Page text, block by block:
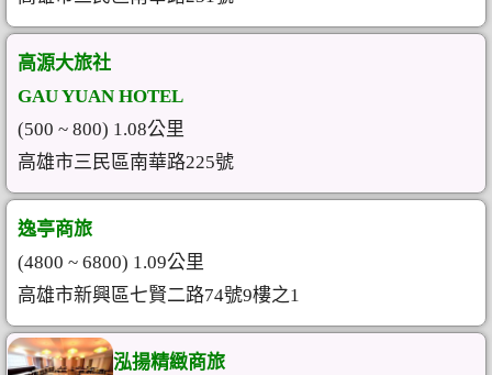
高源大旅社
GAU YUAN HOTEL
(500 ~ 800) 1.08公里
高雄市三民區南華路225號
逸亭商旅
(4800 ~ 6800) 1.09公里
高雄市新興區七賢二路74號9樓之1
泓揚精緻商旅